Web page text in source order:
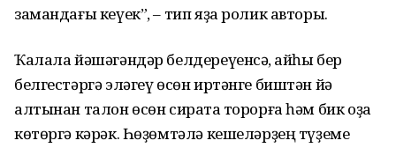
замандағы кеүек”, – тип яҙа ролик авторы.
Ҡалала йәшәгәндәр белдереүенсә, ҡайһы бер
белгестәргә эләгеү өсөн иртәнге биштән йә
алтынан талон өсөн сиратҡа торорға һәм бик оҙаҡ
көтөргә кәрәк. Һөҙөмтәлә кешеләрҙең түҙеме